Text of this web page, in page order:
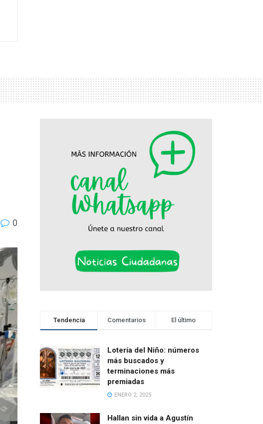
0
Tendencia Comentarios El último
Lotería del Niño: números
más buscados y
terminaciones más
premiadas
ENERO 2, 2025
Hallan sin vida a Agustín